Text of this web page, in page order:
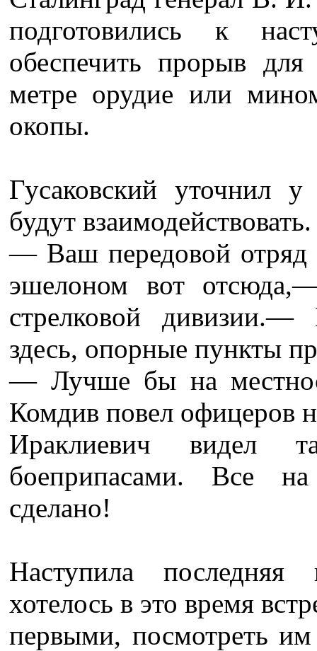
подготовились к
обеспечить прорыв
метре орудие или
окопы.
Гусаковский уточнил
будут взаимодействовать.
— Ваш передовой отряд
эшелоном вот
стрелковой
здесь, опорные пункты
— Лучше бы на
Комдив повел офицеров
Ираклиевич
боеприпасами. Все
сделано!
Наступила
хотелось в это время
первыми, посмотреть им